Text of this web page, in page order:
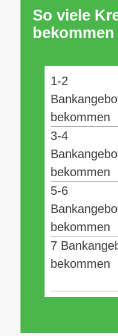
So viele
bekommen
1-2
bekommen
3-4
bekommen
5-6
bekommen
7
bekommen